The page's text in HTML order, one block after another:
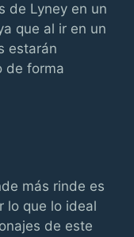
de Lyney en un
que al ir en un
estarán
de forma
más rinde es
lo que lo ideal
de este